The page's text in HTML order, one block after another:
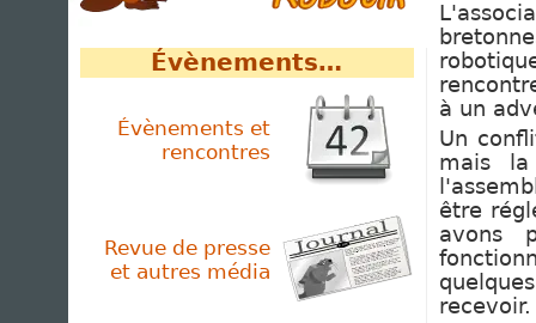
Évènements…
Évènements et
rencontres
Revue de presse
et autres média
à un
Un
mais
être
avons
recevoir.